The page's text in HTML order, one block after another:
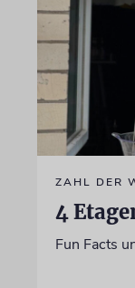
ZAHL DER
4
Fun Facts